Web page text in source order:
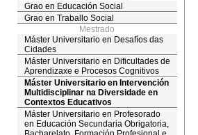
Grao en Educación Social
Grao en Traballo Social
Mestrado
Máster Universitario en Desafíos das
Cidades
Máster Universitario en Dificultades de
Aprendizaxe e Procesos Cognitivos
Máster Universitario en Intervención
Multidisciplinar na Diversidade en
Contextos Educativos
Máster Universitario en Profesorado
en Educación Secundaria Obrigatoria,